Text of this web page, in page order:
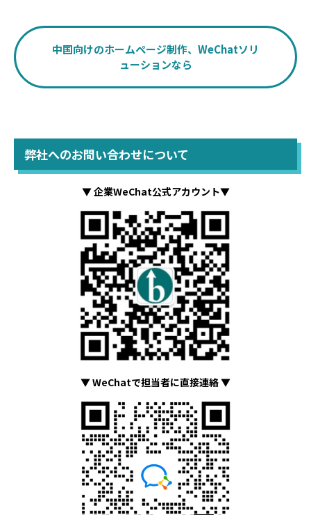
中国向けのホームページ制作、WeChatソリ
ューションなら
弊社へのお問い合わせについて
▼ 企業WeChat公式アカウント▼
▼ WeChatで担当者に直接連絡 ▼